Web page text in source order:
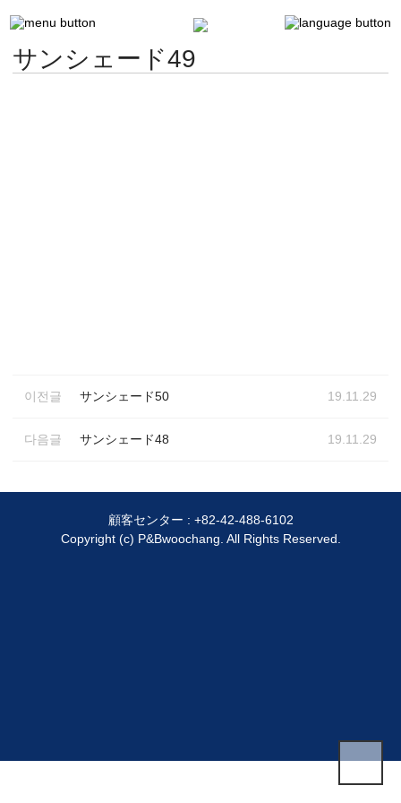
サンシェード49
이전글 サンシェード50 19.11.29
다음글 サンシェード48 19.11.29
顧客センター : +82-42-488-6102
Copyright (c) P&Bwoochang. All Rights Reserved.